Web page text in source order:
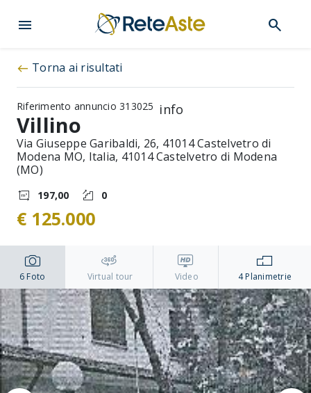
menu search
west Torna ai risultati
Riferimento annuncio 313025 info
Villino
Via Giuseppe Garibaldi, 26, 41014 Castelvetro di
Modena MO, Italia, 41014 Castelvetro di Modena
(MO)
197,00 0
€ 125.000
6 Foto Virtual tour Video 4Planimetrie